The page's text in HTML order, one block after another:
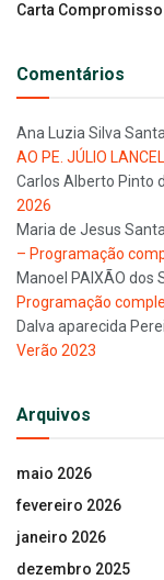
Carta
Comentários
Ana Luzia Silva
AO PE. JÚLIO
Carlos Alberto Pinto
2026
Maria de Jesus
– Programação
Manoel PAIXÃO dos
Programação
Dalva aparecida
Verão 2023
Arquivos
maio 2026
fevereiro 2026
janeiro 2026
dezembro 2025